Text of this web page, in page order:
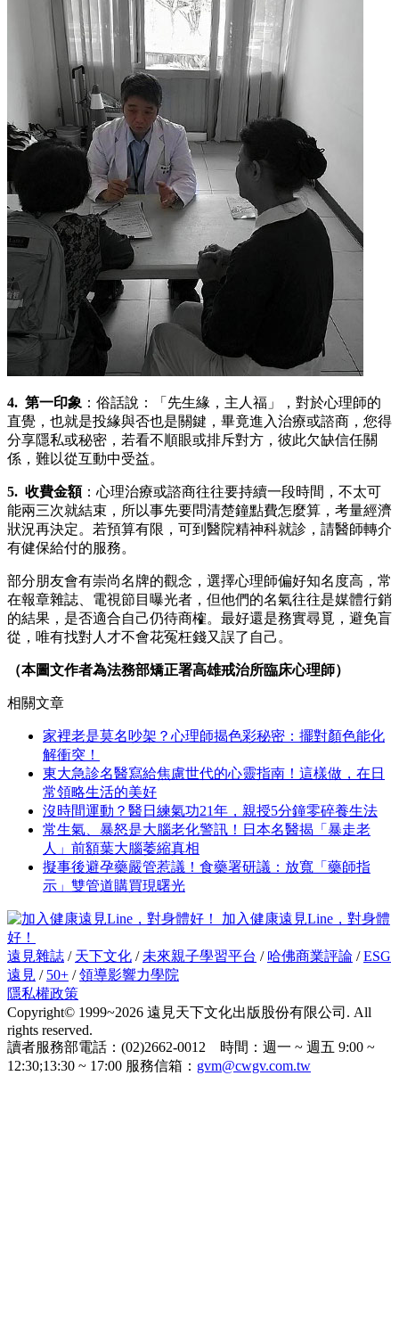
4. 第一印象 ：俗話說：「先生緣，主人福」，對於心理師的
直覺，也就是投緣與否也是關鍵，畢竟進入治療或諮商，您得
分享隱私或秘密，若看不順眼或排斥對方，彼此欠缺信任關
係，難以從互動中受益。
5. 收費金額：心理治療或諮商往往要持續一段時間，不太可
能兩三次就結束，所以事先要問清楚鐘點費怎麼算，考量經濟
狀況再決定。若預算有限，可到醫院精神科就診，請醫師轉介
有健保給付的服務。
部分朋友會有崇尚名牌的觀念，選擇心理師偏好知名度高，常
在報章雜誌、電視節目曝光者，但他們的名氣往往是媒體行銷
的結果，是否適合自己仍待商榷。最好還是務實尋覓，避免盲
從，唯有找對人才不會花冤枉錢又誤了自己。
（本圖文作者為法務部矯正署高雄戒治所臨床心理師）
相關文章
家裡老是莫名吵架？心理師揭色彩秘密：擺對顏色能化
解衝突！
東大急診名醫寫給焦慮世代的心靈指南！這樣做，在日
常領略生活的美好
沒時間運動？醫日練氣功21年，親授5分鐘零碎養生法
常生氣、暴怒是大腦老化警訊！日本名醫揭「暴走老
人」前額葉大腦萎縮真相
擬事後避孕藥嚴管惹議！食藥署研議：放寬「藥師指
示」雙管道購買現曙光
加入健康遠見Line，對身體
好！
遠見雜誌 / 天下文化 / 未來親子學習平台 / 哈佛商業評論 /ESG
遠見 / 50+ /領導影響力學院
隱私權政策
Copyright© 1999~2026 遠見天下文化出版股份有限公司. All
rights reserved.
讀者服務部電話：(02)2662-0012 時間：週一 ~ 週五 9:00 ~
12:30;13:30 ~ 17:00 服務信箱： gvm@cwgv.com.tw